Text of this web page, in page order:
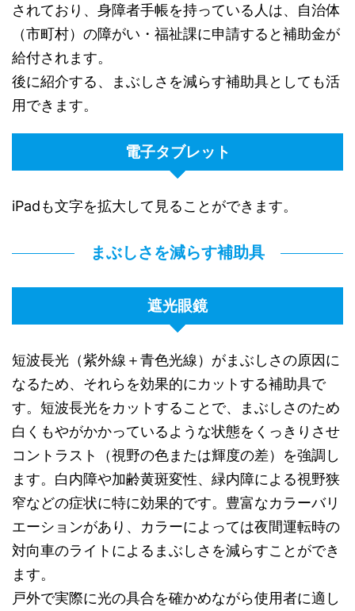
されており、身障者手帳を持っている人は、自治体
（市町村）の障がい・福祉課に申請すると補助金が
給付されます。
後に紹介する、まぶしさを減らす補助具としても活
用できます。
電子タブレット
iPadも文字を拡大して見ることができます。
まぶしさを減らす補助具
遮光眼鏡
短波長光（紫外線＋青色光線）がまぶしさの原因に
なるため、それらを効果的にカットする補助具で
す。短波長光をカットすることで、まぶしさのため
白くもやがかかっているような状態をくっきりさせ
コントラスト（視野の色または輝度の差）を強調し
ます。白内障や加齢黄斑変性、緑内障による視野狭
窄などの症状に特に効果的です。豊富なカラーバリ
エーションがあり、カラーによっては夜間運転時の
対向車のライトによるまぶしさを減らすことができ
ます。
戸外で実際に光の具合を確かめながら使用者に適し